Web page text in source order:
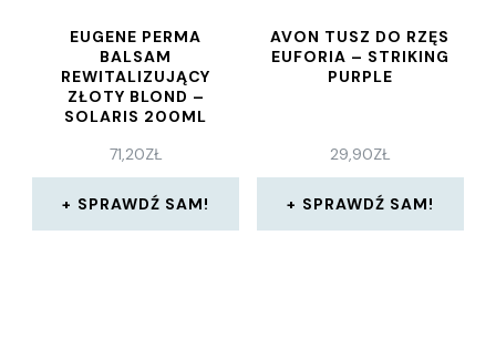
EUGENE PERMA
BALSAM
REWITALIZUJĄCY
ZŁOTY BLOND –
SOLARIS 200ML
71,20ZŁ
SPRAWDŹ SAM!
AVON TUSZ DO RZĘS
EUFORIA – STRIKING
PURPLE
29,90ZŁ
SPRAWDŹ SAM!